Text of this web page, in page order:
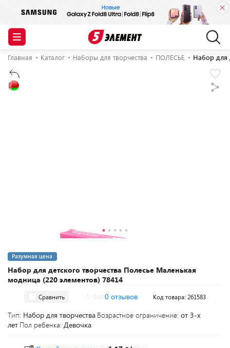
Главная Каталог Наборы для творчества ПОЛЕСЬЕ Набор для
Набор для детского творчества Полесье Маленькая
модница (220 элементов) 78414
Разумная цена
Сравнить 0 отзывов Код товара: 261583
Тип: Набор для творчества Возрастное ограничение: от 3-х
лет Пол ребенка: Девочка